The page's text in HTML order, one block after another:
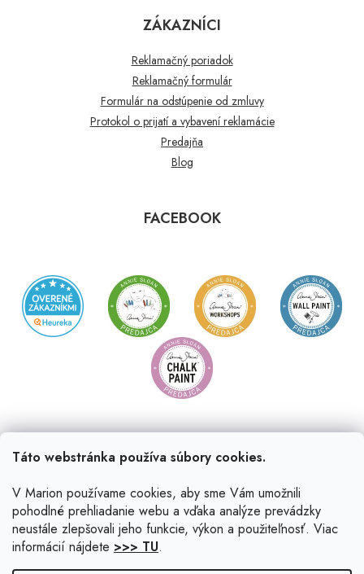
Táto webstránka používa súbory cookies.
V Marion používame cookies, aby sme Vám umožnili
pohodlné prehliadanie webu a vďaka analýze prevádzky
neustále zlepšovali jeho funkcie, výkon a použiteľnosť. Viac
informácií nájdete >>> TU.
ZÁKAZNÍCI
Reklamačný poriadok
Reklamačný formulár
Formulár na odstúpenie od zmluvy
Protokol o prijatí a vybavení reklamácie
Predajňa
Blog
FACEBOOK